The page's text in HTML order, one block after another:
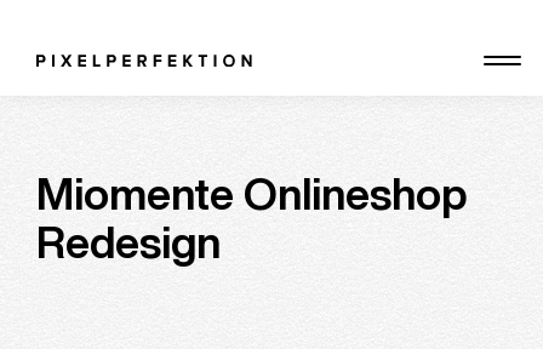
content
Miomente Onlineshop
Redesign